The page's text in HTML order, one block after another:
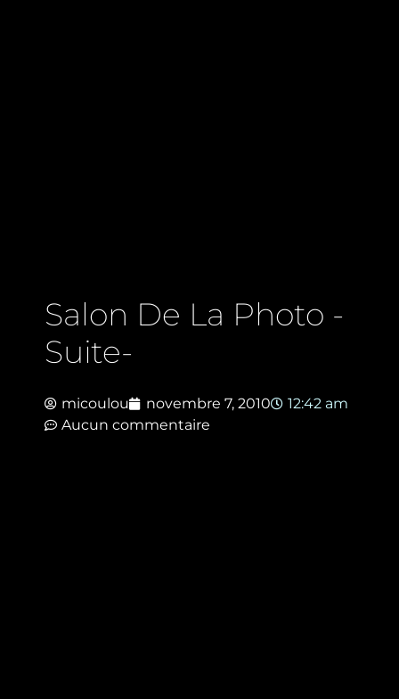
Salon De La Photo -
Suite-
micoulou novembre 7, 2010
12:42 am
Aucun commentaire